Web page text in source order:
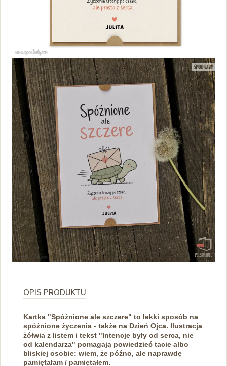
OPIS PRODUKTU
Kartka "Spóźnione ale szczere" to lekki sposób na
spóźnione życzenia - także na Dzień Ojca. Ilustracja
żółwia z listem i tekst "Intencje były od serca, nie
od kalendarza" pomagają powiedzieć tacie albo
bliskiej osobie: wiem, że późno, ale naprawdę
pamiętałam / pamiętałem.